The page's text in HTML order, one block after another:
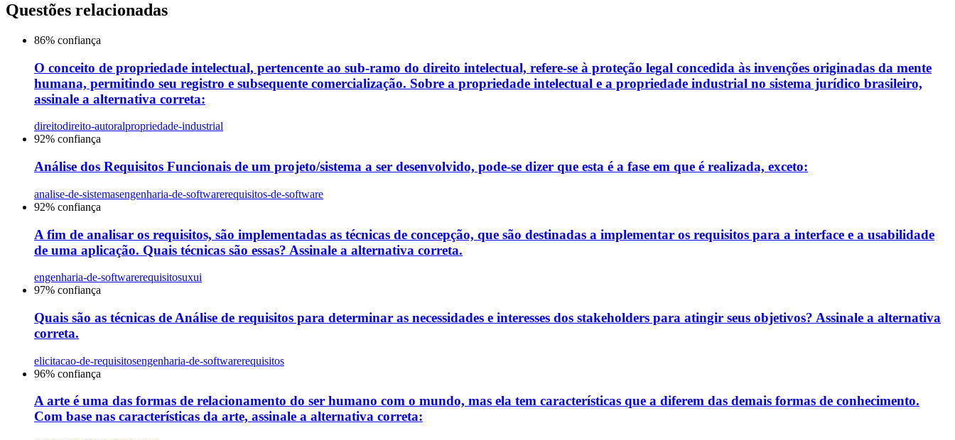
Questões relacionadas
86% confiança
O conceito de propriedade intelectual, pertencente ao sub-ramo do direito intelectual, refere-se à proteção legal concedida às invenções originadas da mente
humana, permitindo seu registro e subsequente comercialização. Sobre a propriedade intelectual e a propriedade industrial no sistema jurídico brasileiro,
assinale a alternativa correta:
direitodireito-autoralpropriedade-industrial
92% confiança
Análise dos Requisitos Funcionais de um projeto/sistema a ser desenvolvido, pode-se dizer que esta é a fase em que é realizada, exceto:
analise-de-sistemasengenharia-de-softwarerequisitos-de-software
92% confiança
A fim de analisar os requisitos, são implementadas as técnicas de concepção, que são destinadas a implementar os requisitos para a interface e a usabilidade
de uma aplicação. Quais técnicas são essas? Assinale a alternativa correta.
engenharia-de-softwarerequisitosuxui
97% confiança
Quais são as técnicas de Análise de requisitos para determinar as necessidades e interesses dos stakeholders para atingir seus objetivos? Assinale a alternativa
correta.
elicitacao-de-requisitosengenharia-de-softwarerequisitos
96% confiança
A arte é uma das formas de relacionamento do ser humano com o mundo, mas ela tem características que a diferem das demais formas de conhecimento.
Com base nas características da arte, assinale a alternativa correta: